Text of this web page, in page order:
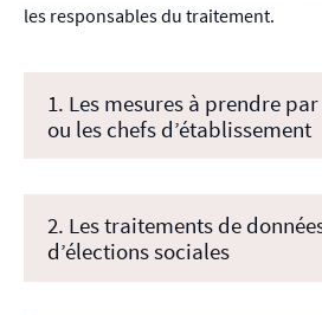
les responsables du traitement.
1. Les mesures à prendre
ou les chefs d’établissement
2. Les traitements de
d’élections sociales